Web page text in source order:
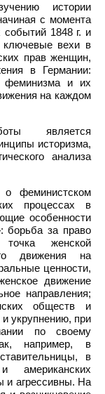
истории
с момента
1848 г. и
ключевые вехи в
прав женщин,
в Германии:
феминизма и их
на каждом
является
историзма,
анализа
о феминистском
процессах в
особенности
борьба за право
женской
движения на
ценности,
движение
направления;
обществ и
укрупнению, при
по своему
например, в
в
и агрессивны. На